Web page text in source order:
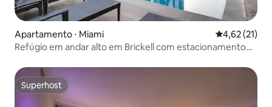
Apartamento ⋅ Miami 4,62 de uma
4,62 (21)
Refúgio em andar alto em Brickell com estacionamento
Superhost
Superhost